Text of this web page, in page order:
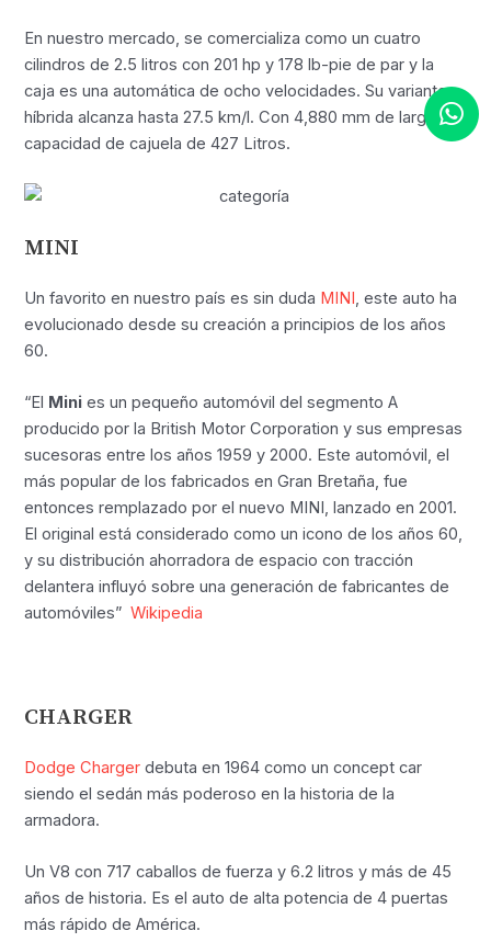
En nuestro mercado, se comercializa como un cuatro
cilindros de 2.5 litros con 201 hp y 178 lb-pie de par y la
caja es una automática de ocho velocidades. Su variante
híbrida alcanza hasta 27.5 km/l. Con 4,880 mm de largo y
capacidad de cajuela de 427 Litros.
MINI
Un favorito en nuestro país es sin duda MINI, este auto ha
evolucionado desde su creación a principios de los años
60.
“El Mini es un pequeño automóvil del segmento A
producido por la British Motor Corporation y sus empresas
sucesoras entre los años 1959 y 2000. Este automóvil, el
más popular de los fabricados en Gran Bretaña, fue
entonces remplazado por el nuevo MINI, lanzado en 2001.
El original está considerado como un icono de los años 60,
y su distribución ahorradora de espacio con tracción
delantera influyó sobre una generación de fabricantes de
automóviles”Wikipedia
CHARGER
Dodge Charger debuta en 1964 como un concept car
siendo el sedán más poderoso en la historia de la
armadora.
Un V8 con 717 caballos de fuerza y 6.2 litros y más de 45
años de historia. Es el auto de alta potencia de 4 puertas
más rápido de América.